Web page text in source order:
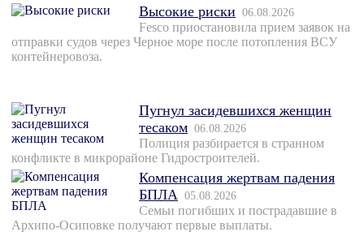
Высокие риски 06.08.2026
Fesco приостановила прием заявок на
отправки судов через Черное море после потопления ВСУ
контейнеровоза.
Пугнул засидевшихся женщин
тесаком 06.08.2026
Полиция разбирается в странном
конфликте в микрорайоне Гидростроителей.
Компенсация жертвам падения
БПЛА 05.08.2026
Семьи погибших и пострадавшие в
Архипо-Осиповке получают первые выплаты.